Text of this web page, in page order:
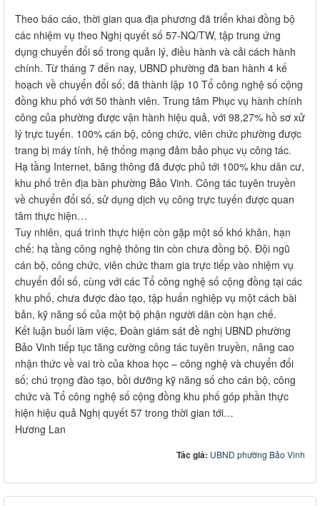
Theo báo cáo, thời gian qua địa phương đã triển khai đồng bộ
các nhiệm vụ theo Nghị quyết số 57-NQ/TW, tập trung ứng
dụng chuyển đổi số trong quản lý, điều hành và cải cách hành
chính. Từ tháng 7 đến nay, UBND phường đã ban hành 4 kế
hoạch về chuyển đổi số; đã thành lập 10 Tổ công nghệ số cộng
đồng khu phố với 50 thành viên. Trung tâm Phục vụ hành chính
công của phường được vận hành hiệu quả, với 98,27% hồ sơ xử
lý trực tuyến. 100% cán bộ, công chức, viên chức phường được
trang bị máy tính, hệ thống mạng đảm bảo phục vụ công tác.
Hạ tầng Internet, băng thông đã được phủ tới 100% khu dân cư,
khu phố trên địa bàn phường Bảo Vinh. Công tác tuyên truyền
về chuyển đổi số, sử dụng dịch vụ công trực tuyến được quan
tâm thực hiện…
Tuy nhiên, quá trình thực hiện còn gặp một số khó khăn, hạn
chế: hạ tầng công nghệ thông tin còn chưa đồng bộ. Đội ngũ
cán bộ, công chức, viên chức tham gia trực tiếp vào nhiệm vụ
chuyển đổi số, cùng với các Tổ công nghệ số cộng đồng tại các
khu phố, chưa được đào tạo, tập huấn nghiệp vụ một cách bài
bản, kỹ năng số của một bộ phận người dân còn hạn chế.
Kết luận buổi làm việc, Đoàn giám sát đề nghị UBND phường
Bảo Vinh tiếp tục tăng cường công tác tuyên truyền, nâng cao
nhận thức về vai trò của khoa học – công nghệ và chuyển đổi
số; chú trọng đào tạo, bồi dưỡng kỹ năng số cho cán bộ, công
chức và Tổ công nghệ số cộng đồng khu phố góp phần thực
hiện hiệu quả Nghị quyết 57 trong thời gian tới…
Hương Lan
Tác giả: UBND phường Bảo Vinh